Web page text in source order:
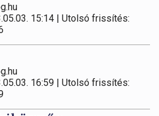
15:14 | Utolsó frissítés:
16:59 | Utolsó frissítés: